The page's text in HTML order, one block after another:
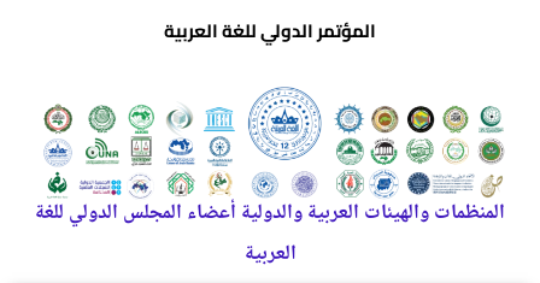
المؤتمر الدولي للغة العربية
المنظمات والهيئات العربية والدولية أعضاء المجلس الدولي للغة
العربية